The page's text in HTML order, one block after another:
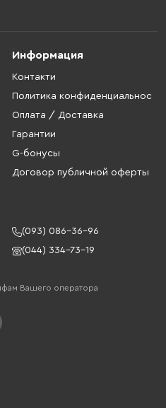
Информация
Контакти
Политика конфиденциальнос
Оплата / Доставка
Гарантии
G-бонусы
Договор публичной оферты
(093) 086-36-96
(044) 334-73-19
Вашего оператора